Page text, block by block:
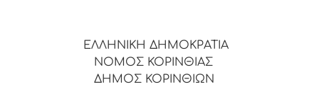
ΕΛΛΗΝΙΚΗ ΔΗΜΟΚΡΑΤΙΑ
ΝΟΜΟΣ ΚΟΡΙΝΘΙΑΣ
ΔΗΜΟΣ ΚΟΡΙΝΘΙΩΝ